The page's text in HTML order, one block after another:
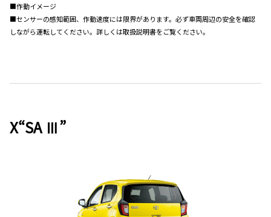
■作動イメージ
■センサーの感知範囲、作動速度には限界があります。必ず車両周辺の安全を確認
しながら運転してください。詳しくは取扱説明書をご覧ください。
X“SA Ⅲ”